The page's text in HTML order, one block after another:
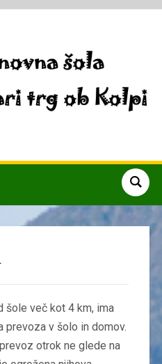
šole več kot 4 km, ima
prevoza v šolo in domov.
otrok ne glede na